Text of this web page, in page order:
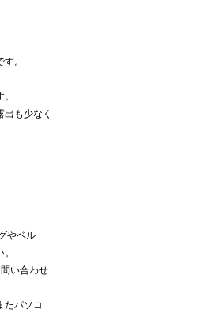
。
も少なく
やベル
い合わせ
たパソコ